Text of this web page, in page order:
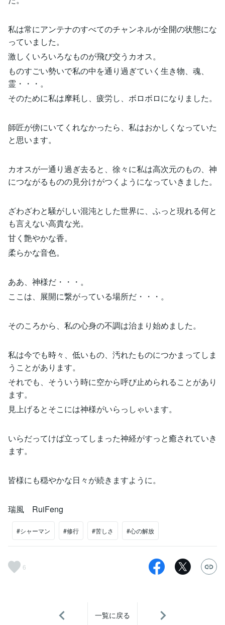
私は常にアンテナのすべてのチャンネルが全開の状態にな
っていました。
激しくいろいろなものが飛び交うカオス。
ものすごい勢いで私の中を通り過ぎていく生き物、魂、
霊・・・。
そのために私は摩耗し、疲労し、ボロボロになりました。
師匠が傍にいてくれなかったら、私はおかしくなっていた
と思います。
カオスが一通り過ぎ去ると、徐々に私は高次元のもの、神
につながるものの見分けがつくようになっていきました。
ざわざわと騒がしい混沌とした世界に、ふっと現れる何と
も言えない高貴な光。
甘く艶やかな香。
柔らかな音色。
ああ、神様だ・・・。
ここは、展開に繋がっている場所だ・・・。
そのころから、私の心身の不調は治まり始めました。
私は今でも時々、低いもの、汚れたものにつかまってしま
うことがあります。
それでも、そういう時に空から呼び止められることがあり
ます。
見上げるとそこには神様がいらっしゃいます。
いらだってけば立ってしまった神経がすっと癒されていき
ます。
皆様にも穏やかな日々が続きますように。
瑞風 RuiFeng
#シャーマン #修行 #苦しさ #心の解放
6
一覧に戻る